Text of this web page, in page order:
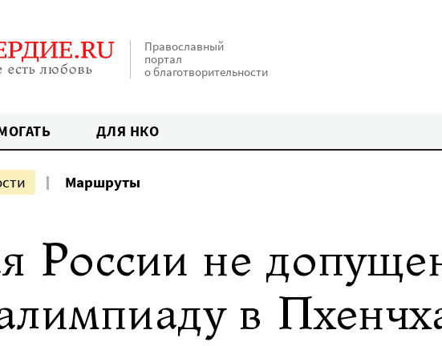
Православный
портал
о благотворительности
ДЛЯ НКО
Маршруты
России не
в